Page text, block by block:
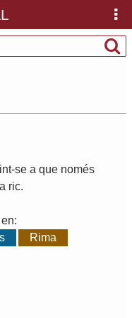
-se a que només
a ric.
en:
Rima